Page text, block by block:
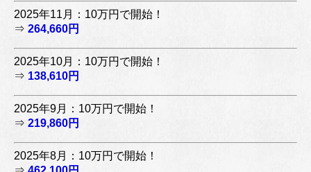
2025年11月：10万円で開始！
⇒ 264,660円
2025年10月：10万円で開始！
⇒ 138,610円
2025年9月：10万円で開始！
⇒ 219,860円
2025年8月：10万円で開始！